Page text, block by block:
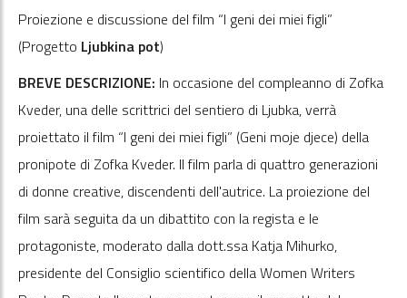
Proiezione e discussione del film “I geni dei miei figli”
(Progetto Ljubkina pot)
BREVE DESCRIZIONE: In occasione del compleanno di Zofka
Kveder, una delle scrittrici del sentiero di Ljubka, verrà
proiettato il film “I geni dei miei figli” (Geni moje djece) della
pronipote di Zofka Kveder. Il film parla di quattro generazioni
di donne creative, discendenti dell'autrice. La proiezione del
film sarà seguita da un dibattito con la regista e le
protagoniste, moderato dalla dott.ssa Katja Mihurko,
presidente del Consiglio scientifico della Women Writers